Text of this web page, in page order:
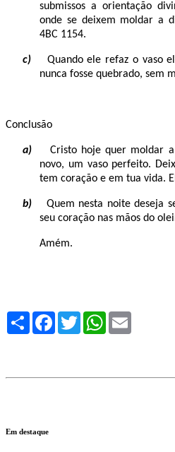
submissos a orientação
onde se deixem moldar a
4BC 1154.
c)
Quando ele refaz o vaso
nunca fosse quebrado, sem
Conclusão
a)
Cristo hoje quer moldar
novo, um vaso perfeito.
tem coração e em tua vida.
b)
Quem nesta noite deseja
seu coração nas mãos do
Amém.
Compartilhe
Facebook
TwitterWhatsApp
Em destaque